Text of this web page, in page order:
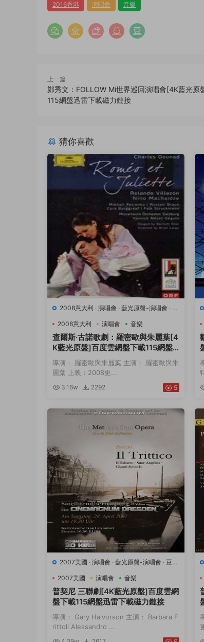
2016香港 演唱會 音樂
上一篇
鄭秀文：FOLLOW Mi世界巡回演唱會[4K藍光原
115網盤迅雷下載磁力鏈接
猜你喜歡
2008意大利 · 演唱會 · 藍光原盤-演唱會 · 豆
2008意大利
演唱會 音樂
查爾斯·古諾歌劇：羅密歐與朱麗葉[4
K藍光原盤]百度雲網盤下載115網盤
迅雷下載磁力鏈接
導演： 羅密歐與朱麗葉 主演： 羅密歐與朱
麗葉 上映：2008更...
3.16w 2292 5
2007美國 · 演唱會 · 藍光原盤-演唱會 · 豆瓣
2007美國
演唱會 音樂
普契尼 三聯劇[4K藍光原盤]百度雲網
盤下載115網盤迅雷下載磁力鏈接
導演： Gary Halvorson 主演： Barbara F
rittoli Alessandro ...